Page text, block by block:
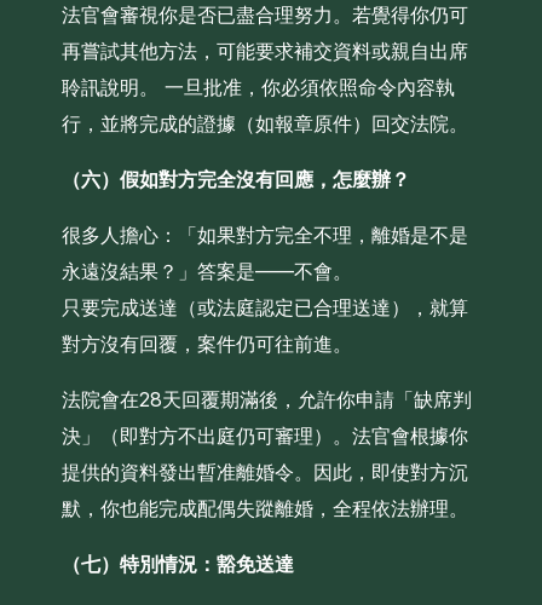
法官會審視你是否已盡合理努力。若覺得你仍可
再嘗試其他方法，可能要求補交資料或親自出席
聆訊說明。 一旦批准，你必須依照命令內容執
行，並將完成的證據（如報章原件）回交法院。
（六）假如對方完全沒有回應，怎麼辦？
很多人擔心：「如果對方完全不理，離婚是不是
永遠沒結果？」答案是——不會。
只要完成送達（或法庭認定已合理送達），就算
對方沒有回覆，案件仍可往前進。
法院會在28天回覆期滿後，允許你申請「缺席判
決」（即對方不出庭仍可審理）。法官會根據你
提供的資料發出暫准離婚令。因此，即使對方沉
默，你也能完成配偶失蹤離婚，全程依法辦理。
（七）特別情況：豁免送達